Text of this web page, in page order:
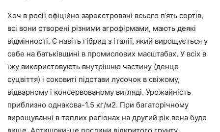
Хоч в росії офіційно зареєстровані всього п’ять сортів,
всі вони створені різними агрофірмами, мають деякі
відмінності. Є навіть гібрид з італії, який вирощується у
себе на батьківщині в промислових масштабах. У всіх в
їжу використовують внутрішню частину (денце
суцвіття) і соковиті підстави лусочок в свіжому,
відварному і консервованому вигляді. Урожайність
приблизно однакова-1.5 кг/м2. При багаторічному
вирощуванні в теплих регіонах на другий рік вона буде